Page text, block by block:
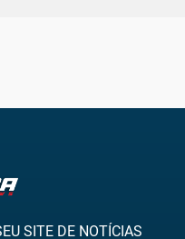
SITE DE NOTÍCIAS